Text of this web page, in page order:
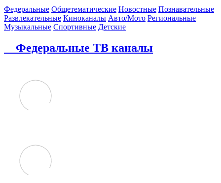
Федеральные Общетематические Новостные Познавательные
Развлекательные Киноканалы Авто/Мото Региональные
Музыкальные Спортивные Детские
Федеральные ТВ каналы